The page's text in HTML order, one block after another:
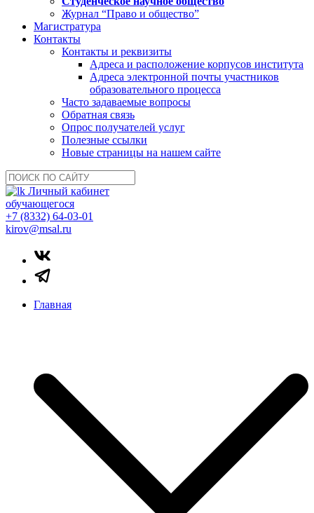
Журнал “Право и общество”
Магистратура
Контакты
Контакты и реквизиты
Адреса и расположение корпусов института
Адреса электронной почты участников
образовательного процесса
Часто задаваемые вопросы
Обратная связь
Опрос получателей услуг
Полезные ссылки
Новые страницы на нашем сайте
Личный кабинет
обучающегося
+7 (8332) 64-03-01
kirov@msal.ru
Главная